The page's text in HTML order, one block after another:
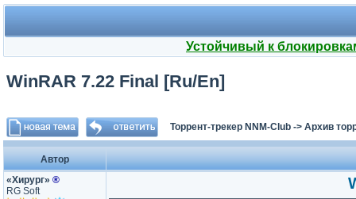
Устойчивый к
WinRAR 7.22 Final [Ru/En]
Торрент-трекер NNM-Club -> Архив
Автор
«Хирург» ®
RG Soft